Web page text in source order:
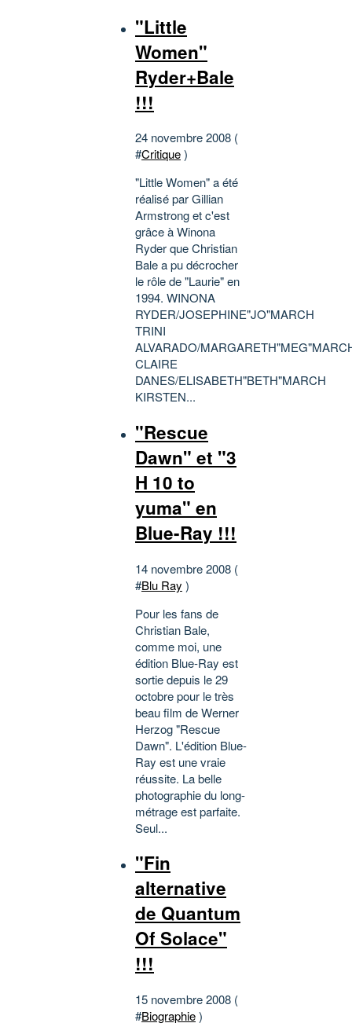
"Little
Women"
Ryder+Bale
!!!
24 novembre 2008 (
#Critique)
"Little Women" a été
réalisé par Gillian
Armstrong et c'est
grâce à Winona
Ryder que Christian
Bale a pu décrocher
le rôle de "Laurie" en
1994. WINONA
RYDER/JOSEPHINE"JO"MARCH
TRINI
ALVARADO/
CLAIRE
DANES/ELISABETH"BETH"MARCH
KIRSTEN...
"Rescue
Dawn" et "3
H 10 to
yuma" en
Blue-Ray !!!
14 novembre 2008 (
#Blu Ray )
Pour les fans de
Christian Bale,
comme moi, une
édition Blue-Ray est
sortie depuis le 29
octobre pour le très
beau film de Werner
Herzog "Rescue
Dawn". L'édition Blue-
Ray est une vraie
réussite. La belle
photographie du long-
métrage est parfaite.
Seul...
"Fin
alternative
de Quantum
Of Solace"
!!!
15 novembre 2008 (
#Biographie)